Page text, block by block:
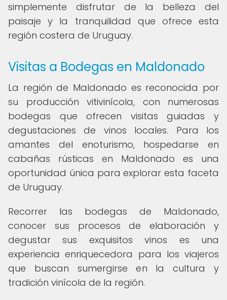
simplemente disfrutar de la belleza del
paisaje y la tranquilidad que ofrece esta
región costera de Uruguay.
Visitas a Bodegas en Maldonado
La región de Maldonado es reconocida por
su producción vitivinícola, con numerosas
bodegas que ofrecen visitas guiadas y
degustaciones de vinos locales. Para los
amantes del enoturismo, hospedarse en
cabañas rústicas en Maldonado es una
oportunidad única para explorar esta faceta
de Uruguay.
Recorrer las bodegas de Maldonado,
conocer sus procesos de elaboración y
degustar sus exquisitos vinos es una
experiencia enriquecedora para los viajeros
que buscan sumergirse en la cultura y
tradición vinícola de la región.